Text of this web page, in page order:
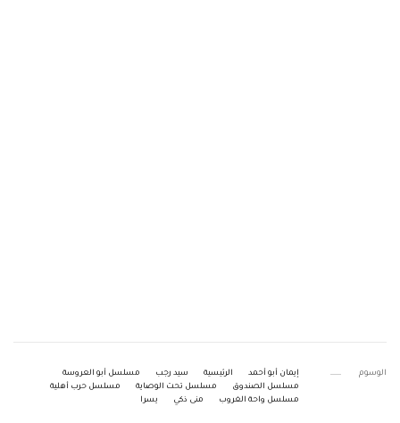
الوسوم إيمان أبو أحمد الرئيسية سيد رجب
مسلسل أبو العروسة
مسلسل الصندوق
مسلسل تحت الوصاية
مسلسل حرب أهلية
مسلسل واحة الغروب
منى ذكي يسرا